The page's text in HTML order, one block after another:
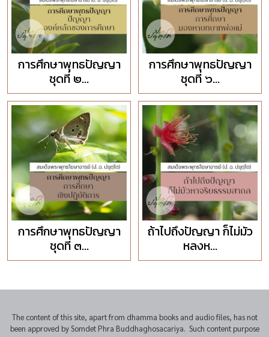
การศึกษาพุทธปัญญา
ชุดที่ ๒...
การศึกษาพุทธปัญญา
ชุดที่ ๖...
การศึกษาพุทธปัญญา
ชุดที่ ๓...
ถ้าไปถึงปัญญา ก็ไม่มัว
หลงห...
The content of this site, apart from dhamma books and audio files, has not
been approved by Somdet Phra Buddhaghosacariya. Such content purpose